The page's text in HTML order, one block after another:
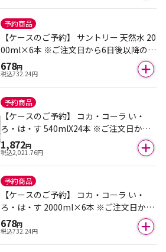
予約商品
【ケースのご予約】 サントリー 天然水 20
00ml×6本 ※ご注文日から6日後以降のお
届けとなります。
678円
税込732.24円
予約商品
【ケースのご予約】 コカ・コーラ い・
ろ・は・す 540mlX24本 ※ご注文日から6
日後以降のお届けとなります。
1,872円
税込2,021.76円
予約商品
【ケースのご予約】 コカ・コーラ い・
ろ・は・す 2000ml×6本 ※ご注文日から
6日後以降のお届けとなります。
678円
税込732.24円